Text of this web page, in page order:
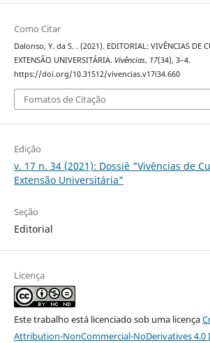
Como Citar
Dalonso, Y. da S. . (2021). EDITORIAL: VIVÊNCIAS DE
EXTENSÃO UNIVERSITÁRIA. Vivências, 17(34), 3–4.
https://doi.org/10.31512/vivencias.v17i34.660
Fomatos de Citação
Edição
v. 17 n. 34 (2021): Dossiê "Vivências de
Extensão Universitária"
Seção
Editorial
Licença
Este trabalho está licenciado sob uma licença
Attribution-NonCommercial-NoDerivatives 4.0